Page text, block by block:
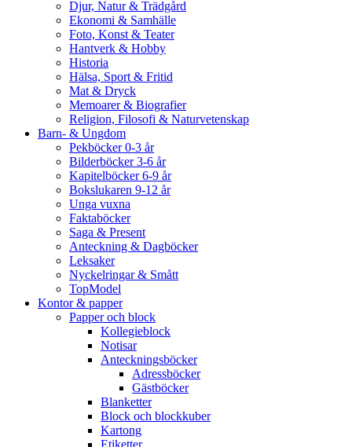
Djur, Natur & Trädgård
Ekonomi & Samhälle
Foto, Konst & Teater
Hantverk & Hobby
Historia
Hälsa, Sport & Fritid
Mat & Dryck
Memoarer & Biografier
Religion, Filosofi & Naturvetenskap
Barn- & Ungdom
Pekböcker 0-3 år
Bilderböcker 3-6 år
Kapitelböcker 6-9 år
Bokslukaren 9-12 år
Unga vuxna
Faktaböcker
Saga & Present
Anteckning & Dagböcker
Leksaker
Nyckelringar & Smått
TopModel
Kontor & papper
Papper och block
Kollegieblock
Notisar
Anteckningsböcker
Adressböcker
Gästböcker
Blanketter
Block och blockkuber
Kartong
Etiketter